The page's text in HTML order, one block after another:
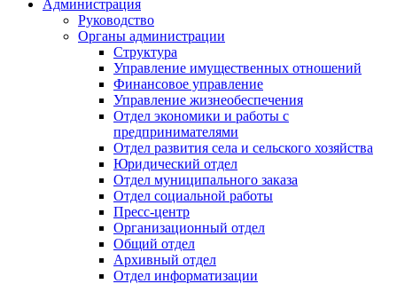
Администрация
Руководство
Органы администрации
Структура
Управление имущественных отношений
Финансовое управление
Управление жизнеобеспечения
Отдел экономики и работы с
предпринимателями
Отдел развития села и сельского хозяйства
Юридический отдел
Отдел муниципального заказа
Отдел социальной работы
Пресс-центр
Организационный отдел
Общий отдел
Архивный отдел
Отдел информатизации